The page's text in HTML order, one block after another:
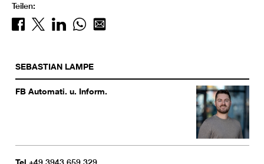
Teilen:
SEBASTIAN LAMPE
FB Automati. u. Inform.